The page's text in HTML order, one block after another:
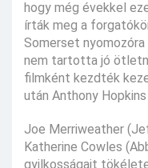
hogy még évekkel
írták meg a
Somerset
nem tartotta jó
filmként kezdték
után Anthony
Joe Merriweather
Katherine Cowles
gyilkosságait